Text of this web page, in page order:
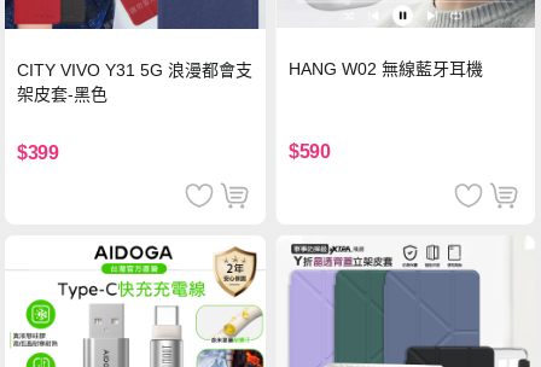
CITY VIVO Y31 5G 浪漫都會支
架皮套-黑色
$399
HANG W02 無線藍牙耳機
$590